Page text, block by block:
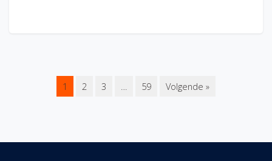
1 2 3 … 59 Volgende »